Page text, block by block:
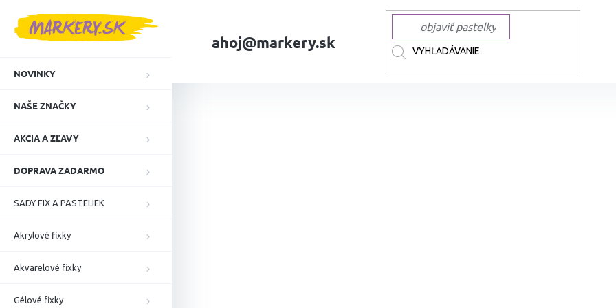
ahoj@markery.sk
NOVINKY
NAŠE ZNAČKY
AKCIA A ZĽAVY
DOPRAVA ZADARMO
SADY FIX A PASTELIEK
Akrylové fixky
Akvarelové fixky
Gélové fixky